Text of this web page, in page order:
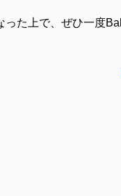
った上で、ぜひ一度